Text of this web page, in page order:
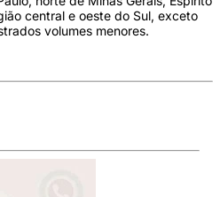
central e oeste do Sul, exceto
volumes menores.